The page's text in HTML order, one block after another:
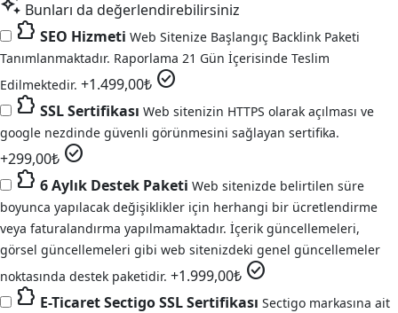
Bunları da değerlendirebilirsiniz
extension SEO Hizmeti Web Sitenize Başlangıç Backlink Paketi
Tanımlanmaktadır. Raporlama 21 Gün İçerisinde Teslim
Edilmektedir. +1.499,00₺ check_circle
extension SSL Sertifikası Web sitenizin HTTPS olarak açılması ve
google nezdinde güvenli görünmesini sağlayan sertifika.
+299,00₺ check_circle
extension 6 Aylık Destek Paketi Web sitenizde belirtilen süre
boyunca yapılacak değişiklikler için herhangi bir ücretlendirme
veya faturalandırma yapılmamaktadır. İçerik güncellemeleri,
görsel güncellemeleri gibi web sitenizdeki genel güncellemeler
noktasında destek paketidir. +1.999,00₺ check_circle
extension E-Ticaret Sectigo SSL Sertifikası Sectigo markasına ait